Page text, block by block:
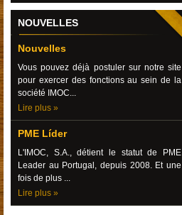
NOUVELLES
Nouvelles
Vous pouvez déjà postuler sur notre site
pour exercer des fonctions au sein de la
société IMOC...
Lire plus »
PME Líder
L'IMOC, S.A., détient le statut de PME
Leader au Portugal, depuis 2008. Et une
fois de plus ...
Lire plus »